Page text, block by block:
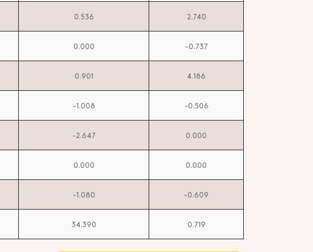
0.536 2.740
0.000 -0.737
0.901 4.186
-1.008 -0.506
-2.647 0.000
0.000 0.000
-1.080 -0.609
34.390 0.719